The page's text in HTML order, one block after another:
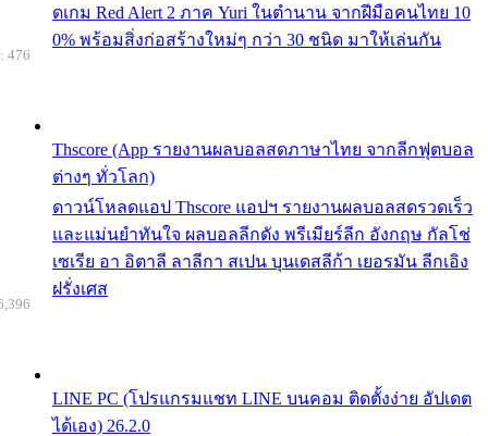
ดเกม Red Alert 2 ภาค Yuri ในตำนาน จากฝีมือคนไทย 10
0% พร้อมสิ่งก่อสร้างใหม่ๆ กว่า 30 ชนิด มาให้เล่นกัน
Thscore (App รายงานผลบอลสดภาษาไทย จากลีกฟุตบอล
ต่างๆ ทั่วโลก)
ดาวน์โหลดแอป Thscore แอปฯ รายงานผลบอลสดรวดเร็ว
และแม่นยำทันใจ ผลบอลลีกดัง พรีเมียร์ลีก อังกฤษ กัลโช่
เซเรีย อา อิตาลี ลาลีกา สเปน บุนเดสลีก้า เยอรมัน ลีกเอิง
ฝรั่งเศส
476
LINE PC (โปรแกรมแชท LINE บนคอม ติดตั้งง่าย อัปเดต
ได้เอง) 26.2.0